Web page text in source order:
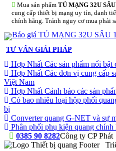
Mua sản phẩm TỦ MẠNG 32U
cung cấp thiết bị mạng uy tín, danh
chính hãng. Tránh nguy cơ mua phải
TƯ VẤN GIẢI PHÁP
Hợp Nhất Các sản phẩm nổi
Hợp Nhất Các đơn vị cung cấp
Việt Nam
Hợp Nhất Cảnh báo các sản
Có bao nhiêu loại hộp phối
bị
Converter quang G-NET và sự
Phân phối phụ kiện quang chính
0385 90 8282Công ty CP Phát